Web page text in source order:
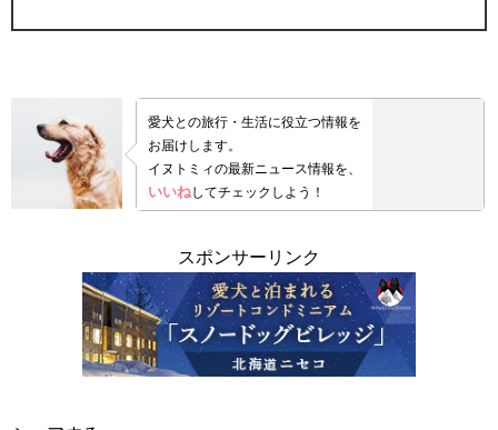
愛犬との旅行・生活に役立つ情報を
お届けします。
イヌトミィの最新ニュース情報を、
いいねしてチェックしよう！
スポンサーリンク